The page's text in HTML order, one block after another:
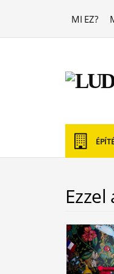
MI EZ?
Ezzel